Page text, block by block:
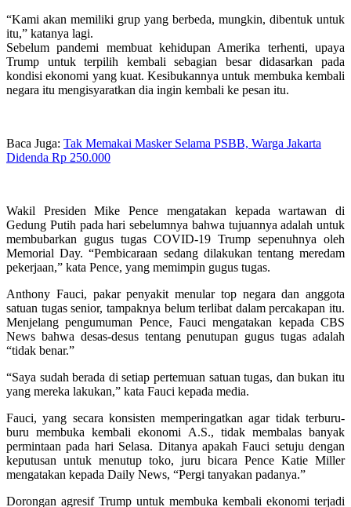
“Kami akan memiliki grup yang berbeda, mungkin, dibentuk untuk
itu,” katanya lagi.
Sebelum pandemi membuat kehidupan Amerika terhenti, upaya
Trump untuk terpilih kembali sebagian besar didasarkan pada
kondisi ekonomi yang kuat. Kesibukannya untuk membuka kembali
negara itu mengisyaratkan dia ingin kembali ke pesan itu.
Baca Juga: Tak Memakai Masker Selama PSBB, Warga Jakarta
Didenda Rp 250.000
Wakil Presiden Mike Pence mengatakan kepada wartawan di
Gedung Putih pada hari sebelumnya bahwa tujuannya adalah untuk
membubarkan gugus tugas COVID-19 Trump sepenuhnya oleh
Memorial Day. “Pembicaraan sedang dilakukan tentang meredam
pekerjaan,” kata Pence, yang memimpin gugus tugas.
Anthony Fauci, pakar penyakit menular top negara dan anggota
satuan tugas senior, tampaknya belum terlibat dalam percakapan itu.
Menjelang pengumuman Pence, Fauci mengatakan kepada CBS
News bahwa desas-desus tentang penutupan gugus tugas adalah
“tidak benar.”
“Saya sudah berada di setiap pertemuan satuan tugas, dan bukan itu
yang mereka lakukan,” kata Fauci kepada media.
Fauci, yang secara konsisten memperingatkan agar tidak terburu-
buru membuka kembali ekonomi A.S., tidak membalas banyak
permintaan pada hari Selasa. Ditanya apakah Fauci setuju dengan
keputusan untuk menutup toko, juru bicara Pence Katie Miller
mengatakan kepada Daily News, “Pergi tanyakan padanya.”
Dorongan agresif Trump untuk membuka kembali ekonomi terjadi